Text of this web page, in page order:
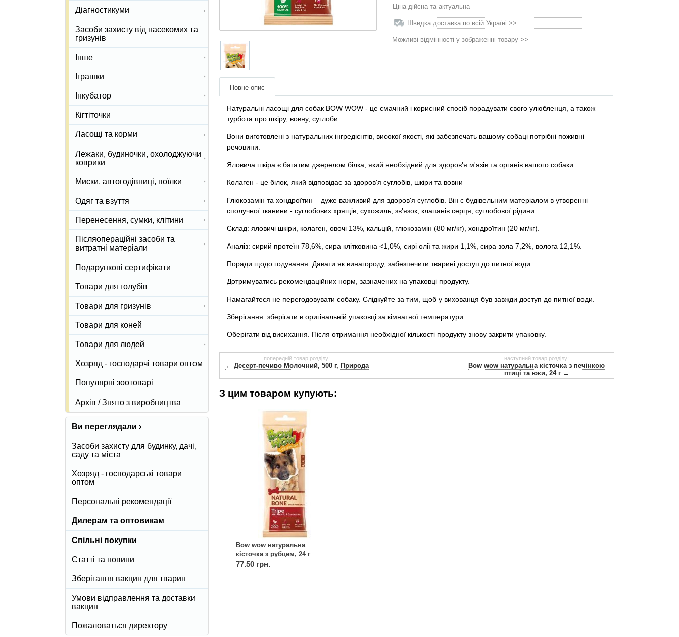
Ціна дійсна та актуальна
Швидка доставка по всій Україні >>
Можливі відмінності у зображенні товару >>
Повне опис
Натуральні ласощі для собак BOW WOW - це смачний і корисний спосіб порадувати свого улюбленця, а також
турбота про шкіру, вовну, суглоби.
Вони виготовлені з натуральних інгредієнтів, високої якості, які забезпечать вашому собаці потрібні поживні
речовини.
Яловича шкіра є багатим джерелом білка, який необхідний для здоров'я м'язів та органів вашого собаки.
Колаген - це білок, який відповідає за здоров'я суглобів, шкіри та вовни
Глюкозамін та хондроїтин – дуже важливий для здоров'я суглобів. Він є будівельним матеріалом в утворенні
сполучної тканини - суглобових хрящів, сухожиль, зв'язок, клапанів серця, суглобової рідини.
Склад: яловичі шкіри, колаген, овочі 13%, кальцій, глюкозамін (80 мг/кг), хондроїтин (20 мг/кг).
Аналіз: сирий протеїн 78,6%, сира клітковина <1,0%, сирі олії та жири 1,1%, сира зола 7,2%, волога 12,1%.
Поради щодо годування: Давати як винагороду, забезпечити тварині доступ до питної води.
Дотримуватись рекомендаційних норм, зазначених на упаковці продукту.
Намагайтеся не перегодовувати собаку. Слідкуйте за тим, щоб у вихованця був завжди доступ до питної води.
Зберігання: зберігати в оригінальній упаковці за кімнатної температури.
Оберігати від висихання. Після отримання необхідної кількості продукту знову закрити упаковку.
попередній товар розділу:
← Десерт-печиво Молочний, 500 г, Природа
наступний товар розділу:
Bow wow натуральна кісточка з печінкою
птиці та юки, 24 г →
З цим товаром купують:
Bow wow натуральна
кісточка з рубцем, 24 г
77.50 грн.
Діагностикуми
Засоби захисту від насекомих та
гризунів
Інше
Іграшки
Інкубатор
Кігтіточки
Ласощі та корми
Лежаки, будиночки, охолоджуючи
коврики
Миски, автогодівниці, поїлки
Одяг та взуття
Перенесення, сумки, клітини
Післяопераційні засоби та
витратні матеріали
Подарункові сертифікати
Товари для голубів
Товари для гризунів
Товари для коней
Товари для людей
Хозряд - господарчі товари оптом
Популярні зоотоварі
Архів / Знято з виробництва
Ви переглядали ›
Засоби захисту для будинку, дачі,
саду та міста
Хозряд - господарські товари
оптом
Персональні рекомендації
Дилерам та оптовикам
Спільні покупки
Статті та новини
Зберігання вакцин для тварин
Умови відправлення та доставки
вакцин
Пожаловаться директору